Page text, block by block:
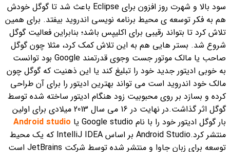
سود بالا و شهرت روز افزون برای Eclipse باعث شد تا گوگل خودش
هم به فکر توسعه ی محیط برنامه نویسی اندروید بیفتد. برای همین
تلاش کرد تا بتواند رقیبی برای اکلیپس باشد؛ بنابراین فعالیت گوگل
شروع شد. بستر هایی هم به این تلاش کمک کرد، مثلا چون گوگل
صاحب یا مالک موتور جست وجوی قدرتمند Google بود توانست
به خوبی ادیتور جدید خود را تبلیغ کند یا این ذهنیت که گوگل چون
مالک خود اندروید است می تواند بهترین ادیتور را برای آن طراحی
کرده و بسازد بر روی محبوبیت زود هنگام ادیتور ساخته شده توسط
گوگل اثر گذاشت.
در نهایت در 16 می سال 2013 میلادی برای اولین
بار گوگل ادیتور خود را با نام Google studio یا
Android studio
منتشر کرد.
Android Studio بر اساس IntelliJ IDEA که یک محیط
توسعه برای زبان جاوا و منتشر شده توسط شرکت JetBrains است